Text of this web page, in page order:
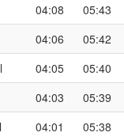
04:08 05:43
04:06 05:42
04:05 05:40
04:03 05:39
04:01 05:38